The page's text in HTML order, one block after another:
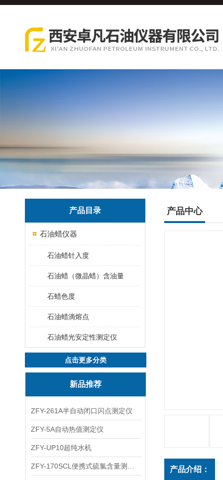
产品目录
石油蜡仪器
石油蜡针入度
石油蜡（微晶蜡）含油量
石蜡色度
石油蜡滴熔点
石油蜡光安定性测定仪
点击更多分类
新品推荐
ZFY-261A半自动闭口闪点测定仪
ZFY-5A自动热值测定仪
ZFY-UP10超纯水机
产品中心
产品介绍：